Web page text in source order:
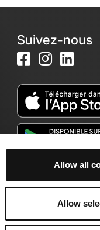
Allow all
Allow
Suivez-nous